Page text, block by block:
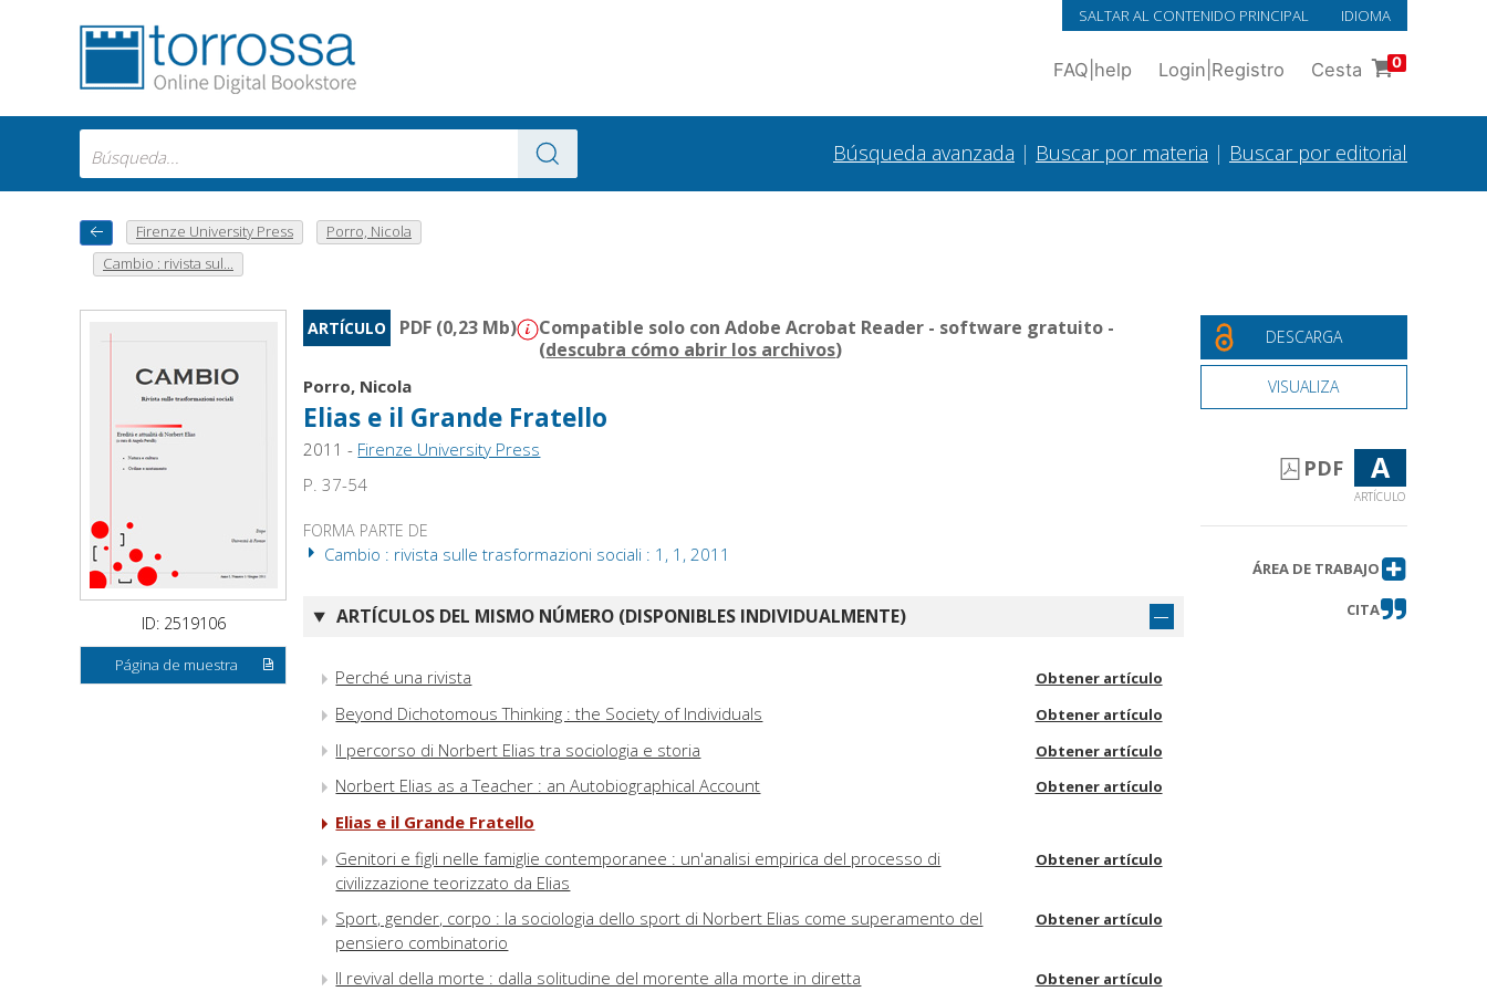
SALTAR AL CONTENIDO PRINCIPAL IDIOMA
FAQ help Login Registro Cesta 0
Búsqueda avanzada | Buscar por materia | Buscar por editorial
Firenze University Press
Porro, Nicola
Cambio : rivista sul...
ID: 2519106
Página de muestra
ARTÍCULO PDF (0,23 Mb)
Compatible solo con Adobe Acrobat Reader - software gratuito -
(descubra cómo abrir los archivos)
Porro, Nicola
Elias e il Grande Fratello
2011 - Firenze University Press
P. 37-54
FORMA PARTE DE
Cambio : rivista sulle trasformazioni sociali : 1, 1, 2011
ARTÍCULOS DEL MISMO NÚMERO (DISPONIBLES INDIVIDUALMENTE)
Perché una rivista Obtener artículo
Beyond Dichotomous Thinking : the Society of Individuals Obtener artículo
Il percorso di Norbert Elias tra sociologia e storia Obtener artículo
Norbert Elias as a Teacher : an Autobiographical Account Obtener artículo
Elias e il Grande Fratello
Genitori e figli nelle famiglie contemporanee : un'analisi empirica del processo di
civilizzazione teorizzato da Elias
Obtener artículo
Sport, gender, corpo : la sociologia dello sport di Norbert Elias come superamento del
pensiero combinatorio
Obtener artículo
Il revival della morte : dalla solitudine del morente alla morte in diretta Obtener artículo
DESCARGA
VISUALIZA
PDF A
ARTÍCULO
ÁREA DE TRABAJO
CITA